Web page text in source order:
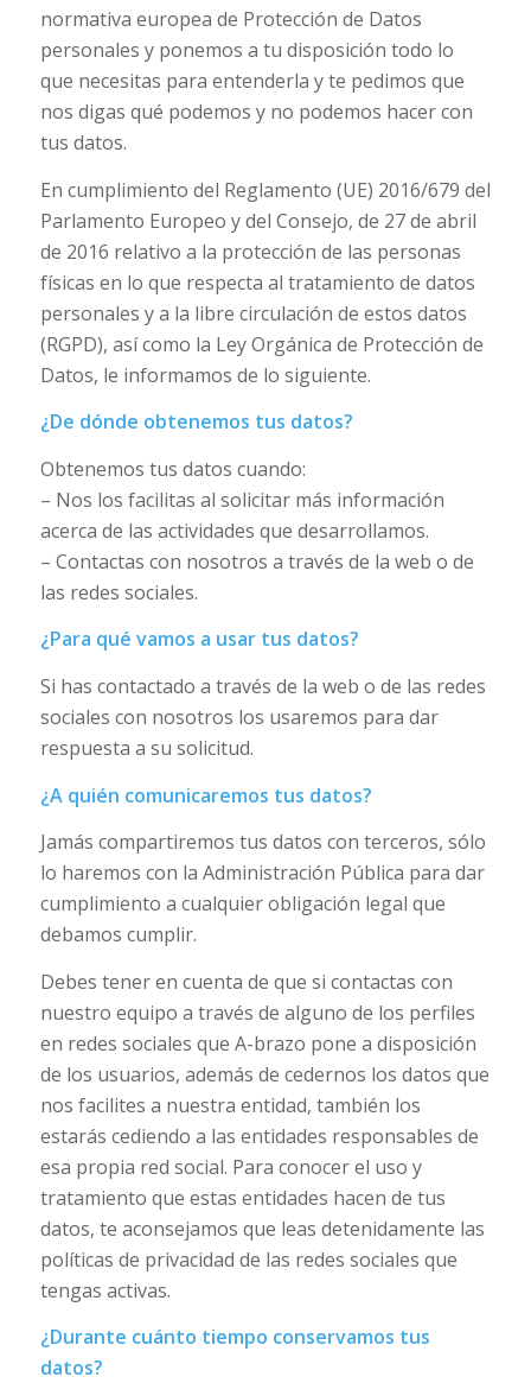
normativa europea de Protección de Datos
personales y ponemos a tu disposición todo lo
que necesitas para entenderla y te pedimos que
nos digas qué podemos y no podemos hacer con
tus datos.
En cumplimiento del Reglamento (UE) 2016/679 del
Parlamento Europeo y del Consejo, de 27 de abril
de 2016 relativo a la protección de las personas
físicas en lo que respecta al tratamiento de datos
personales y a la libre circulación de estos datos
(RGPD), así como la Ley Orgánica de Protección de
Datos, le informamos de lo siguiente.
¿De dónde obtenemos tus datos?
Obtenemos tus datos cuando:
– Nos los facilitas al solicitar más información
acerca de las actividades que desarrollamos.
– Contactas con nosotros a través de la web o de
las redes sociales.
¿Para qué vamos a usar tus datos?
Si has contactado a través de la web o de las redes
sociales con nosotros los usaremos para dar
respuesta a su solicitud.
¿A quién comunicaremos tus datos?
Jamás compartiremos tus datos con terceros, sólo
lo haremos con la Administración Pública para dar
cumplimiento a cualquier obligación legal que
debamos cumplir.
Debes tener en cuenta de que si contactas con
nuestro equipo a través de alguno de los perfiles
en redes sociales que A-brazo pone a disposición
de los usuarios, además de cedernos los datos que
nos facilites a nuestra entidad, también los
estarás cediendo a las entidades responsables de
esa propia red social. Para conocer el uso y
tratamiento que estas entidades hacen de tus
datos, te aconsejamos que leas detenidamente las
políticas de privacidad de las redes sociales que
tengas activas.
¿Durante cuánto tiempo conservamos tus
datos?